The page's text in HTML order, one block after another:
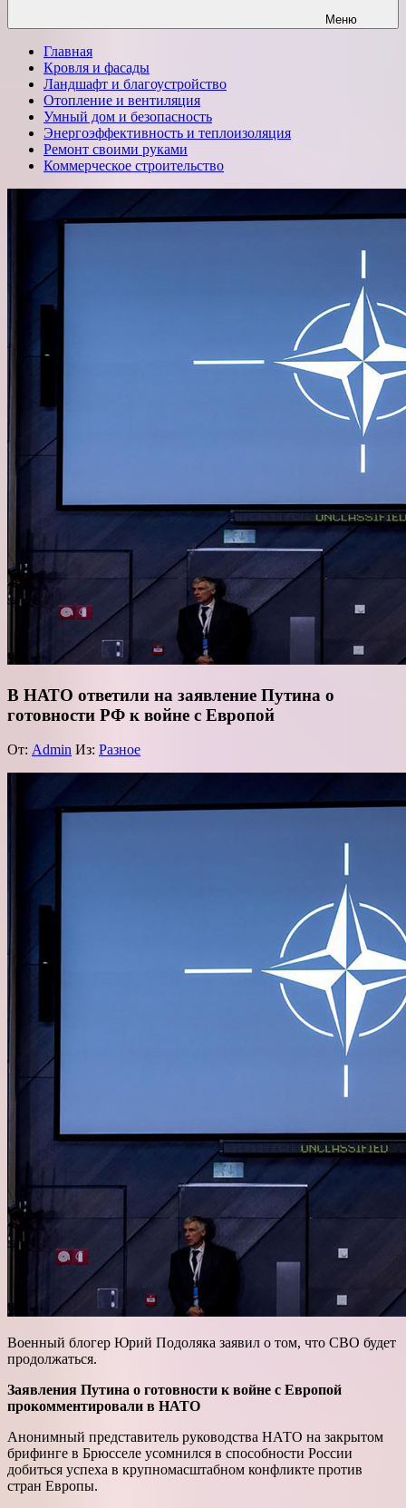
Меню
Главная
Кровля и фасады
Ландшафт и благоустройство
Отопление и вентиляция
Умный дом и безопасность
Энергоэффективность и теплоизоляция
Ремонт своими руками
Коммерческое строительство
В НАТО ответили на заявление Путина о
готовности РФ к войне с Европой
От: Admin Из: Разное
Военный блогер Юрий Подоляка заявил о том, что СВО будет
продолжаться.
Заявления Путина о готовности к войне с Европой
прокомментировали в НАТО
Анонимный представитель руководства НАТО на закрытом
брифинге в Брюсселе усомнился в способности России
добиться успеха в крупномасштабном конфликте против
стран Европы.